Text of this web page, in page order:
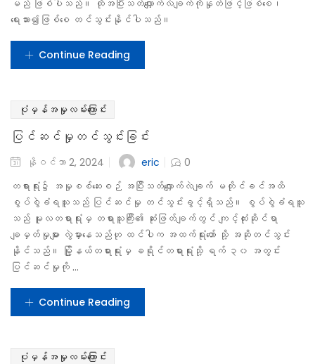
နိုဝင်ဘာ 2, 2024 eric
0
၎င်းအပေါ်ချမှတ်လိုက်သောပြစ်ဒဏ်အားလည်းကောင်း ပြန်လည်သုံးသပ်ပေးပါ
ရန် အထက်အဆင့်မြင့်တရားရုံးသို့ လျှောက်ထားတင်ပြခွင့်ရှိပါသည်။
(သို့မဟုတ်)ပြစ်ဒဏ်အား ပြန်လည်သုံးသပ်ပေးပါရန် လျှောက်ထားနိုင်
ပါသည်။
ပုံမှန်အမှုလမ်းကြောင်း
အပြီးသတ်အမိန့် နှင့် ပြစ်ဒဏ်ချမှတ်ခြင်း
နိုဝင်ဘာ 2, 2024 eric
0
(သို့) ပုဒ်မ၏ပြစ်မှုအင်္ဂါရပ်တိုင်းအပေါ် သက်သေ ထင်ရှားပြနိုင်ခြင်း
ရှိ၊ မရှိ အပေါ်မူတည်ပြီး စွပ်စွဲခံရသူကိုပြစ်မှုထင်ရှားစီရင်ခြင်း
အကယ်၍စွပ်စွဲခံရသူကို ပြစ်မှုထင်ရှားစီရင်လိုက်ပါက တရားသူကြီးမှ
သင့်လျော်သော ပြစ်ဒဏ်ကို ဥပဒေနှင့်အညီသတ်မှတ်မည် ဖြစ်ပါသည်။